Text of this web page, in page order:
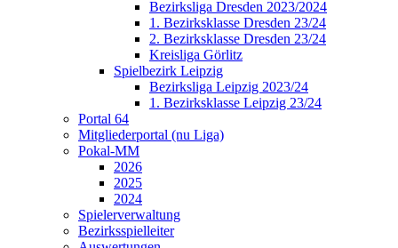
Bezirksliga Dresden 2023/2024
1. Bezirksklasse Dresden 23/24
2. Bezirksklasse Dresden 23/24
Kreisliga Görlitz
Spielbezirk Leipzig
Bezirksliga Leipzig 2023/24
1. Bezirksklasse Leipzig 23/24
Portal 64
Mitgliederportal (nu Liga)
Pokal-MM
2026
2025
2024
Spielerverwaltung
Bezirksspielleiter